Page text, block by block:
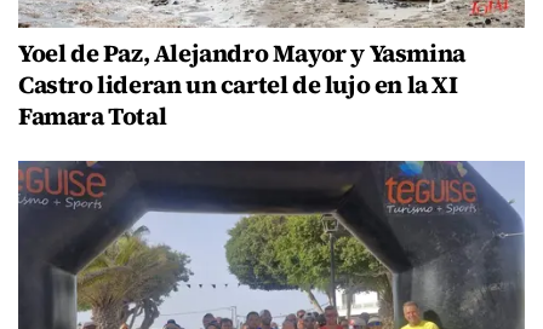
Yoel de Paz, Alejandro Mayor y Yasmina
Castro lideran un cartel de lujo en la XI
Famara Total